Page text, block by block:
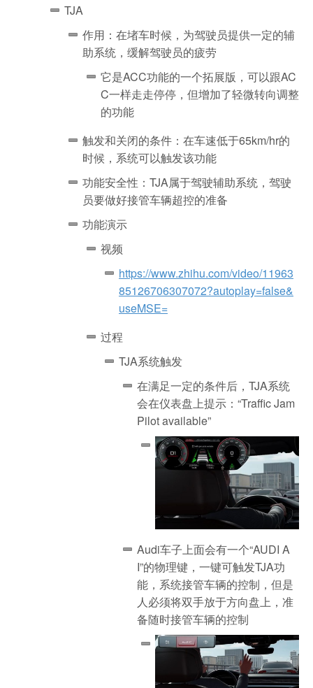
TJA
作用：在堵车时候，为驾驶员提供一定的辅
助系统，缓解驾驶员的疲劳
它是ACC功能的一个拓展版，可以跟AC
C一样走走停停，但增加了轻微转向调整
的功能
触发和关闭的条件： 在车速低于65km/hr的
时候，系统可以触发该功能
功能安全性：TJA属于驾驶辅助系统，驾驶
员要做好接管车辆超控的准备
功能演示
视频
https://www.zhihu.com/video/11963
85126706307072?autoplay=false&
useMSE=
过程
TJA系统触发
在满足一定的条件后，TJA系统
会在仪表盘上提示：“Traffic Jam
Pilot available”
Audi车子上面会有一个“AUDI A
I”的物理键，一键可触发TJA功
能，系统接管车辆的控制，但是
人必须将双手放于方向盘上，准
备随时接管车辆的控制